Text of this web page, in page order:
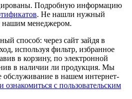
Подробную информацию
. Не нашли нужный
нашим менеджером.
способ: через сайт зайдя в
используя фильтр, избранное
в корзину, по электронной
в наличии ли продукция. Мы
обслуживание в нашем интернет-
ознакомиться с пользовательским